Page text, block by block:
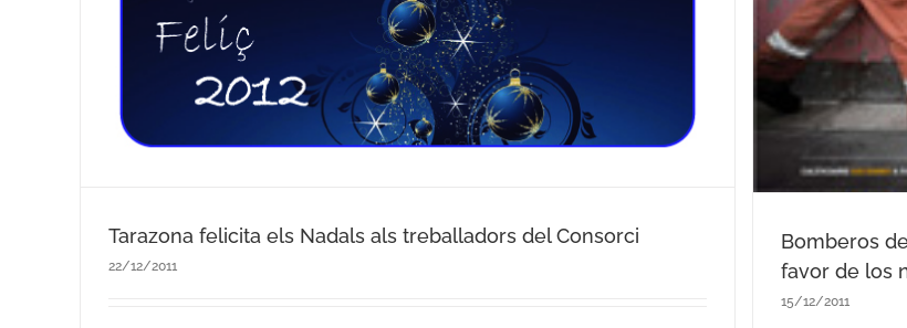
Tarazona felicita els Nadals als treballadors del Consorci
22/12/2011
Notícies recents
Bomberos
favor de los
15/12/2011